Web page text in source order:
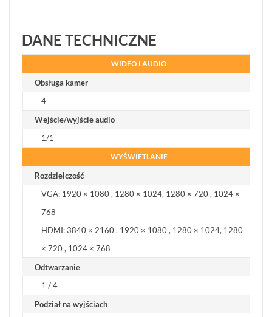
DANE TECHNICZNE
WIDEO I AUDIO
Obsługa kamer
4
Wejście/wyjście audio
1/1
WYŚWIETLANIE
Rozdzielczość
VGA: 1920 × 1080 , 1280 × 1024, 1280 × 720 , 1024 ×
768
HDMI: 3840 × 2160 , 1920 × 1080 , 1280 × 1024, 1280
× 720 , 1024 × 768
Odtwarzanie
1 / 4
Podział na wyjściach